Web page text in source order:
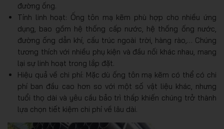
đường ống.
Tính linh hoạt: Ống tôn mạ kẽm phù hợp cho nhiều ứng
dụng, bao gồm hệ thống cấp nước, hệ thống ống nước,
đường ống dẫn khí, cấu trúc ngoài trời, hàng rào,… Chúng
tương thích với nhiều phụ kiện và đầu nối khác nhau, mang
lại sự linh hoạt trong lắp đặt.
Hiệu quả về chi phí: Mặc dù ống tôn mạ kẽm có thể có chi
phí ban đầu cao hơn so với một số vật liệu khác, nhưng
tuổi thọ dài và yêu cầu bảo trì thấp khiến chúng trở thành
lựa chọn tiết kiệm chi phí về lâu dài.